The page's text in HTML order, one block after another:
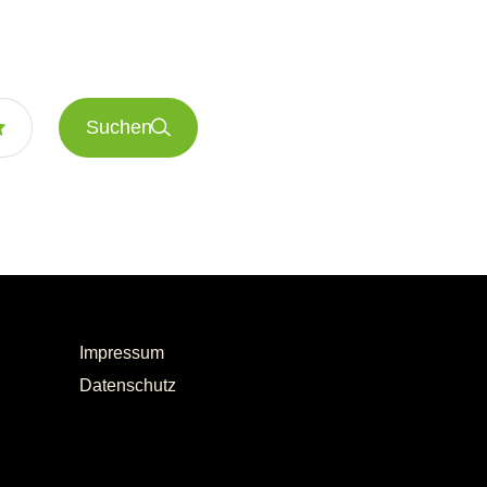
Suchen
Impressum
Datenschutz